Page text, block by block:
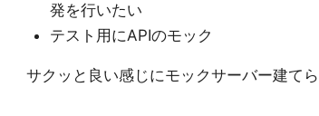
発を行いたい
テスト用にAPIのモック
サクッと良い感じにモックサーバー建て